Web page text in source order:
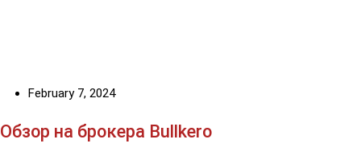
February 7, 2024
Обзор на брокера Bullkero